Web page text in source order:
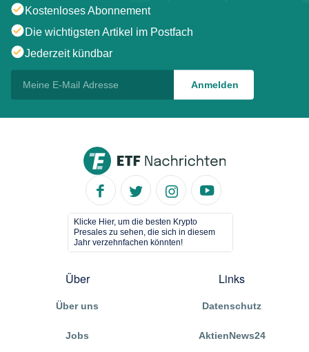
Kostenloses Abonnement
Die wichtigsten Artikel im Postfach
Jederzeit kündbar
Klicke Hier, um die besten Krypto
Presales zu sehen, die sich in diesem
Jahr verzehnfachen könnten!
Über
Über uns
Jobs
Links
Datenschutz
AktienNews24